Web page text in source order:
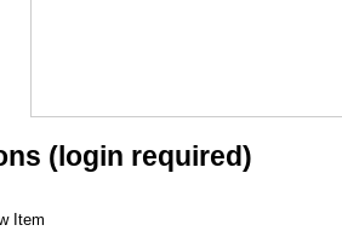
(login required)
Item